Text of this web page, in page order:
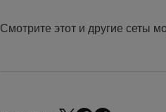
Смотрите этот и другие сеты